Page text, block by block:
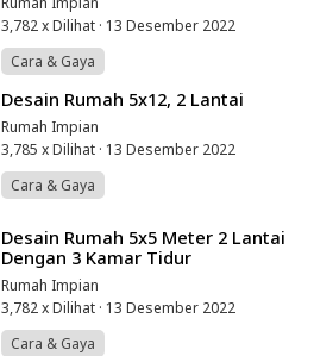
3,782 x Dilihat · 13 Desember 2022
Cara & Gaya
⁣Desain Rumah 5x12, 2 Lantai
Rumah Impian
3,785 x Dilihat · 13 Desember 2022
Cara & Gaya
⁣Desain Rumah 5x5 Meter 2 Lantai
Dengan 3 Kamar Tidur
Rumah Impian
3,782 x Dilihat · 13 Desember 2022
Cara & Gaya